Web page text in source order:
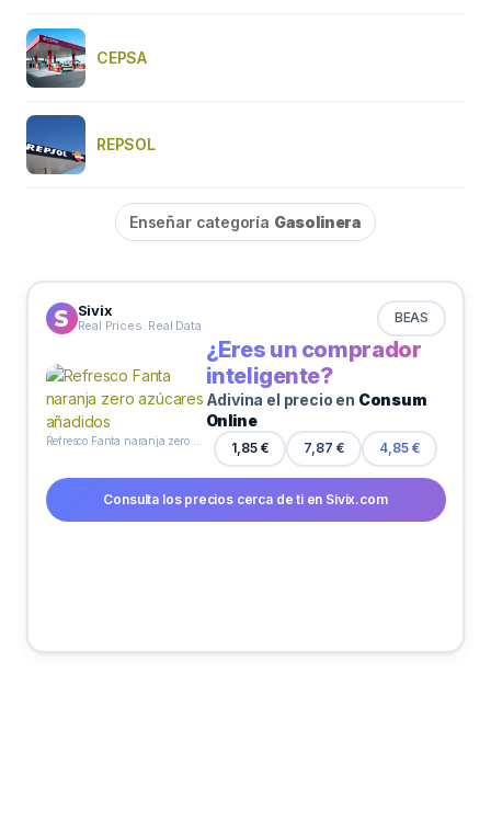
CEPSA
REPSOL
Enseñar categoría Gasolinera
Sivix
Real Prices. Real Data BEAS
¿Eres un comprador
inteligente?
Adivina el precio en Consum
Online
1,85 € 7,87 € 4,85 €
Consulta los precios cerca de ti en Sivix.com